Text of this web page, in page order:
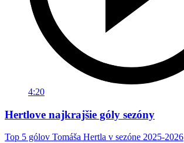
4:20
Hertlove najkrajšie góly sezóny
Top 5 gólov Tomáša Hertla v sezóne 2025-2026